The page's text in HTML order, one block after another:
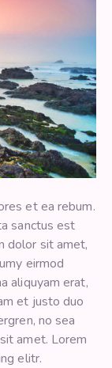
et ea rebum.
sanctus est
dolor sit amet,
eirmod
aliquyam erat,
et justo duo
no sea
amet. Lorem
elitr.